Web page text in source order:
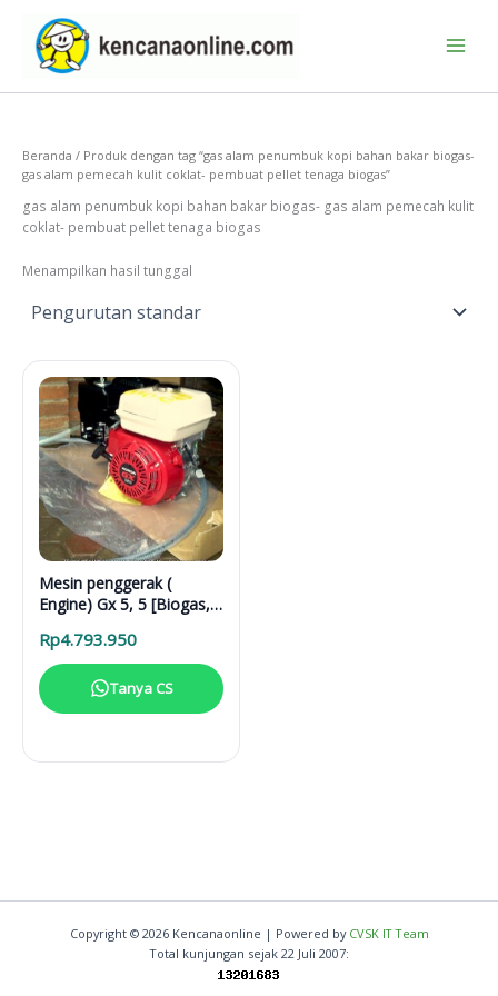
konten
Beranda / Produk dengan tag “gas alam penumbuk kopi bahan bakar biogas-
gas alam pemecah kulit coklat- pembuat pellet tenaga biogas”
gas alam penumbuk kopi bahan bakar biogas- gas alam pemecah kulit
coklat- pembuat pellet tenaga biogas
Menampilkan hasil tunggal
Mesin penggerak (
Engine) Gx 5, 5 [Biogas,
Rp4.793.950
Tanya CS
Copyright © 2026 Kencanaonline | Powered by CVSK IT Team
Total kunjungan sejak 22 Juli 2007: